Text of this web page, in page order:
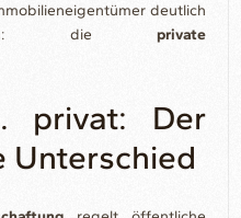
deutlich
die private
privat: Der
Unterschied